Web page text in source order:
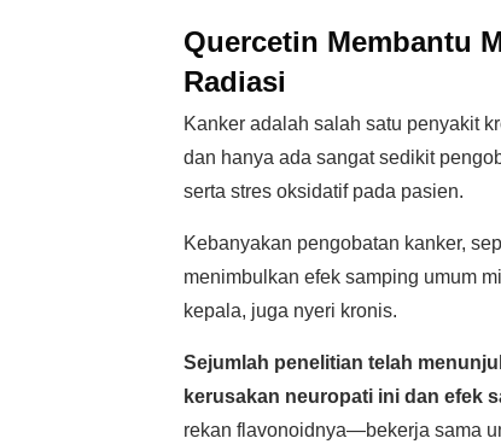
Quercetin Membantu
Radiasi
Kanker adalah salah satu penyakit
dan hanya ada sangat sedikit
serta stres oksidatif pada pasien.
Kebanyakan pengobatan kanker,
menimbulkan efek samping umum
kepala, juga nyeri kronis.
Sejumlah penelitian telah
kerusakan neuropati ini dan efek
rekan flavonoidnya—bekerja sama